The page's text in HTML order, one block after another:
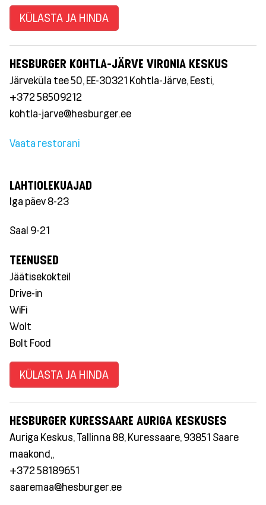
KÜLASTA JA HINDA
HESBURGER KOHTLA-JÄRVE VIRONIA KESKUS
Järveküla tee 50, EE-30321 Kohtla-Järve, Eesti,
+372 58509212
kohtla-jarve@hesburger.ee
Vaata restorani
LAHTIOLEKUAJAD
Iga päev 8-23
Saal 9-21
TEENUSED
Jäätisekokteil
Drive-in
WiFi
Wolt
Bolt Food
KÜLASTA JA HINDA
HESBURGER KURESSAARE AURIGA KESKUSES
Auriga Keskus, Tallinna 88, Kuressaare, 93851 Saare
maakond,,
+372 58189651
saaremaa@hesburger.ee